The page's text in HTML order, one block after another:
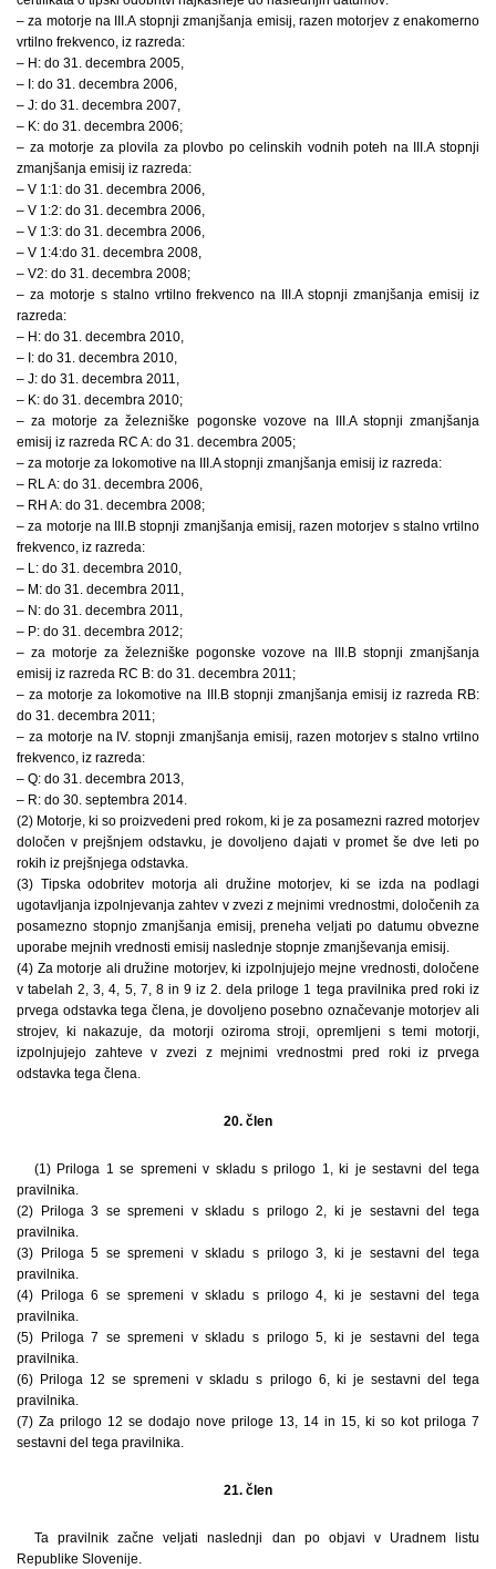
– za motorje na III.A stopnji zmanjšanja emisij, razen motorjev z enakomerno
vrtilno frekvenco, iz razreda:
– H: do 31. decembra 2005,
– I: do 31. decembra 2006,
– J: do 31. decembra 2007,
– K: do 31. decembra 2006;
– za motorje za plovila za plovbo po celinskih vodnih poteh na III.A stopnji
zmanjšanja emisij iz razreda:
– V 1:1: do 31. decembra 2006,
– V 1:2: do 31. decembra 2006,
– V 1:3: do 31. decembra 2006,
– V 1:4:do 31. decembra 2008,
– V2: do 31. decembra 2008;
– za motorje s stalno vrtilno frekvenco na III.A stopnji zmanjšanja emisij iz
razreda:
– H: do 31. decembra 2010,
– I: do 31. decembra 2010,
– J: do 31. decembra 2011,
– K: do 31. decembra 2010;
– za motorje za železniške pogonske vozove na III.A stopnji zmanjšanja
emisij iz razreda RC A: do 31. decembra 2005;
– za motorje za lokomotive na III.A stopnji zmanjšanja emisij iz razreda:
– RL A: do 31. decembra 2006,
– RH A: do 31. decembra 2008;
– za motorje na III.B stopnji zmanjšanja emisij, razen motorjev s stalno vrtilno
frekvenco, iz razreda:
– L: do 31. decembra 2010,
– M: do 31. decembra 2011,
– N: do 31. decembra 2011,
– P: do 31. decembra 2012;
– za motorje za železniške pogonske vozove na III.B stopnji zmanjšanja
emisij iz razreda RC B: do 31. decembra 2011;
– za motorje za lokomotive na III.B stopnji zmanjšanja emisij iz razreda RB:
do 31. decembra 2011;
– za motorje na IV. stopnji zmanjšanja emisij, razen motorjev s stalno vrtilno
frekvenco, iz razreda:
– Q: do 31. decembra 2013,
– R: do 30. septembra 2014.
(2) Motorje, ki so proizvedeni pred rokom, ki je za posamezni razred motorjev
določen v prejšnjem odstavku, je dovoljeno dajati v promet še dve leti po
rokih iz prejšnjega odstavka.
(3) Tipska odobritev motorja ali družine motorjev, ki se izda na podlagi
ugotavljanja izpolnjevanja zahtev v zvezi z mejnimi vrednostmi, določenih za
posamezno stopnjo zmanjšanja emisij, preneha veljati po datumu obvezne
uporabe mejnih vrednosti emisij naslednje stopnje zmanjševanja emisij.
(4) Za motorje ali družine motorjev, ki izpolnjujejo mejne vrednosti, določene
v tabelah 2, 3, 4, 5, 7, 8 in 9 iz 2. dela priloge 1 tega pravilnika pred roki iz
prvega odstavka tega člena, je dovoljeno posebno označevanje motorjev ali
strojev, ki nakazuje, da motorji oziroma stroji, opremljeni s temi motorji,
izpolnjujejo zahteve v zvezi z mejnimi vrednostmi pred roki iz prvega
odstavka tega člena.
20. člen
(1) Priloga 1 se spremeni v skladu s prilogo 1, ki je sestavni del tega
pravilnika.
(2) Priloga 3 se spremeni v skladu s prilogo 2, ki je sestavni del tega
pravilnika.
(3) Priloga 5 se spremeni v skladu s prilogo 3, ki je sestavni del tega
pravilnika.
(4) Priloga 6 se spremeni v skladu s prilogo 4, ki je sestavni del tega
pravilnika.
(5) Priloga 7 se spremeni v skladu s prilogo 5, ki je sestavni del tega
pravilnika.
(6) Priloga 12 se spremeni v skladu s prilogo 6, ki je sestavni del tega
pravilnika.
(7) Za prilogo 12 se dodajo nove priloge 13, 14 in 15, ki so kot priloga 7
sestavni del tega pravilnika.
21. člen
Ta pravilnik začne veljati naslednji dan po objavi v Uradnem listu
Republike Slovenije.